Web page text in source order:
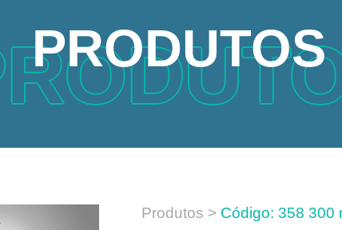
PRODUTOS
Produtos > Código: 358 300